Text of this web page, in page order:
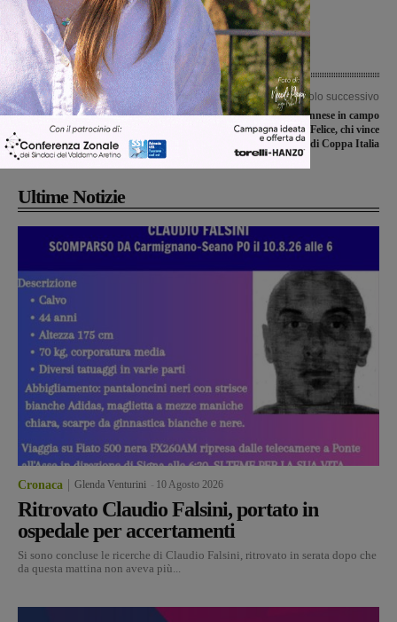
Articolo precedente
Gruccia, la denuncia di Chiassai:
“Segnalati problemi a cardiologia e
endocrinologia”
Articolo successivo
La Futsal Sangiovannese in campo
con la Pro Patria San Felice, chi vince
vola alle final-eight di Coppa Italia
Ultime Notizie
Cronaca Glenda Venturini 10 Agosto 2026
Ritrovato Claudio Falsini, portato in
ospedale per accertamenti
Si sono concluse le ricerche di Claudio Falsini, ritrovato in serata dopo che
da questa mattina non aveva più...